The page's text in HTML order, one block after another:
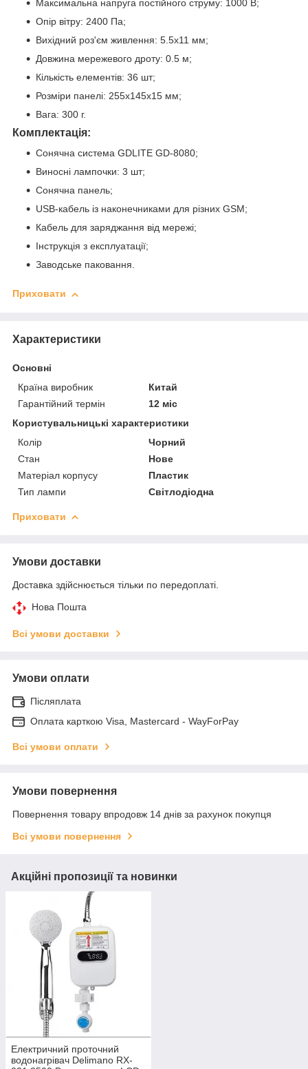
Максимальна напруга постійного струму: 1000 В;
Опір вітру: 2400 Па;
Вихідний роз'єм живлення: 5.5х11 мм;
Довжина мережевого дроту: 0.5 м;
Кількість елементів: 36 шт;
Розміри панелі: 255х145х15 мм;
Вага: 300 г.
Комплектація:
Сонячна система GDLITE GD-8080;
Виносні лампочки: 3 шт;
Сонячна панель;
USB-кабель із наконечниками для різних GSM;
Кабель для заряджання від мережі;
Інструкція з експлуатації;
Заводське паковання.
Приховати
Характеристики
Основні
Країна виробник
Китай
Гарантійний термін
12 міс
Користувальницькі характеристики
Колір
Чорний
Стан
Нове
Матеріал корпусу
Пластик
Тип лампи
Світлодіодна
Приховати
Умови доставки
Доставка здійснюється тільки по передоплаті.
Нова Пошта
Всі умови доставки
Умови оплати
Післяплата
Оплата карткою Visa, Mastercard - WayForPay
Всі умови оплати
Умови повернення
Повернення товару впродовж 14 днів за рахунок покупця
Всі умови повернення
Акційні пропозиції та новинки
Електричний проточний
водонагрівач Delimano RX-